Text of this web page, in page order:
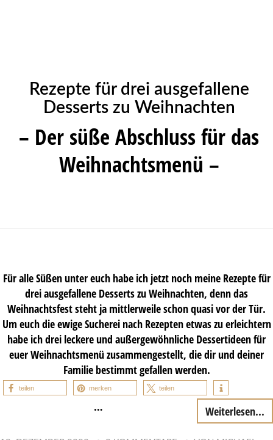
Rezepte für drei ausgefallene
Desserts zu Weihnachten
– Der süße Abschluss für das
Weihnachtsmenü –
Für alle Süßen unter euch habe ich jetzt noch meine Rezepte für
drei ausgefallene Desserts zu Weihnachten, denn das
Weihnachtsfest steht ja mittlerweile schon quasi vor der Tür.
Um euch die ewige Sucherei nach Rezepten etwas zu erleichtern
habe ich drei leckere und außergewöhnliche Dessertideen für
euer Weihnachtsmenü zusammengestellt, die dir und deiner
Familie bestimmt gefallen werden.
teilen merken teilen
… Weiterlesen...